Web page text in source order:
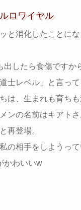
ロワイヤル
と消化したことに
したら食傷ですか
士レベル」と言っ
は、生まれも育ちも
ンの名前はキアトさ
再登場。
の相手をしようっ
かわいいw